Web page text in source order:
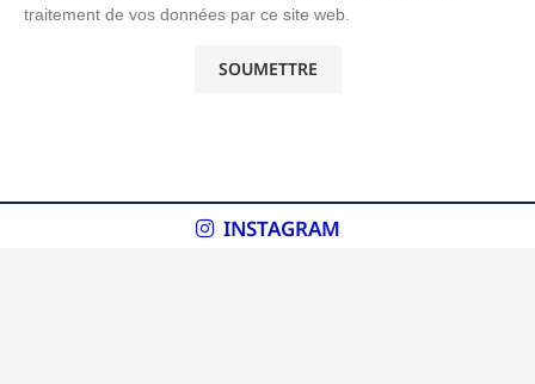
traitement de vos données par ce site web.
INSTAGRAM